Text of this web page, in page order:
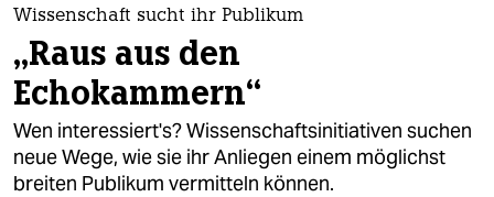
themen
politik
öko
gesellschaft
Wissenschaft sucht ihr Publikum
„Raus aus den
Echokammern“
Wen interessiert's? Wissenschaftsinitiativen suchen
neue Wege, wie sie ihr Anliegen einem möglichst
breiten Publikum vermitteln können.